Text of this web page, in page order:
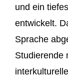
und ein
entwickelt.
Sprache
Studierende